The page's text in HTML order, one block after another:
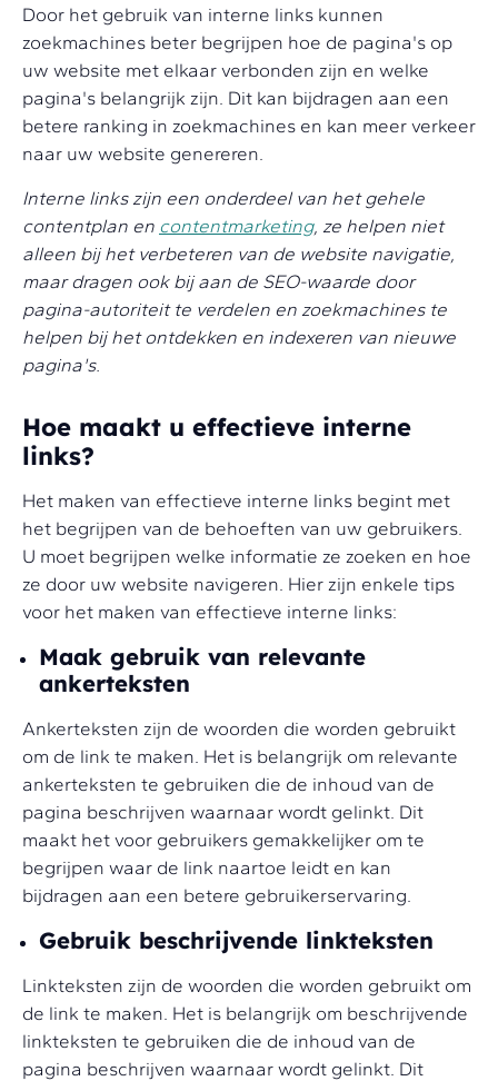
Door het gebruik van interne links kunnen
zoekmachines beter begrijpen hoe de pagina's op
uw website met elkaar verbonden zijn en welke
pagina's belangrijk zijn. Dit kan bijdragen aan een
betere ranking in zoekmachines en kan meer verkeer
naar uw website genereren.
Interne links zijn een onderdeel van het gehele
contentplan en contentmarketing, ze helpen niet
alleen bij het verbeteren van de website navigatie,
maar dragen ook bij aan de SEO-waarde door
pagina-autoriteit te verdelen en zoekmachines te
helpen bij het ontdekken en indexeren van nieuwe
pagina's.
Hoe maakt u effectieve interne
links?
Het maken van effectieve interne links begint met
het begrijpen van de behoeften van uw gebruikers.
U moet begrijpen welke informatie ze zoeken en hoe
ze door uw website navigeren. Hier zijn enkele tips
voor het maken van effectieve interne links:
Maak gebruik van relevante
ankerteksten
Ankerteksten zijn de woorden die worden gebruikt
om de link te maken. Het is belangrijk om relevante
ankerteksten te gebruiken die de inhoud van de
pagina beschrijven waarnaar wordt gelinkt. Dit
maakt het voor gebruikers gemakkelijker om te
begrijpen waar de link naartoe leidt en kan
bijdragen aan een betere gebruikerservaring.
Gebruik beschrijvende linkteksten
Linkteksten zijn de woorden die worden gebruikt om
de link te maken. Het is belangrijk om beschrijvende
linkteksten te gebruiken die de inhoud van de
pagina beschrijven waarnaar wordt gelinkt. Dit